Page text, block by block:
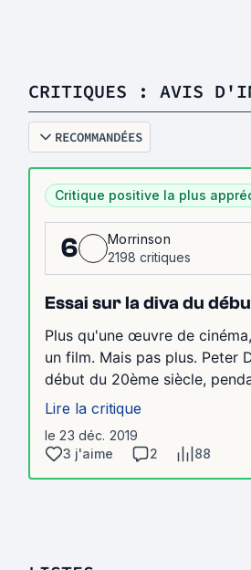
CRITIQUES : AVIS
RECOMMANDÉES
Critique positive la plus
6
Morrinson
2198 critiques
Essai sur la diva du
Plus qu'une œuvre de
un film. Mais pas plus. Peter
début du 20ème siècle,
Lire la critique
le 23 déc. 2019
3 j'aime
2 88